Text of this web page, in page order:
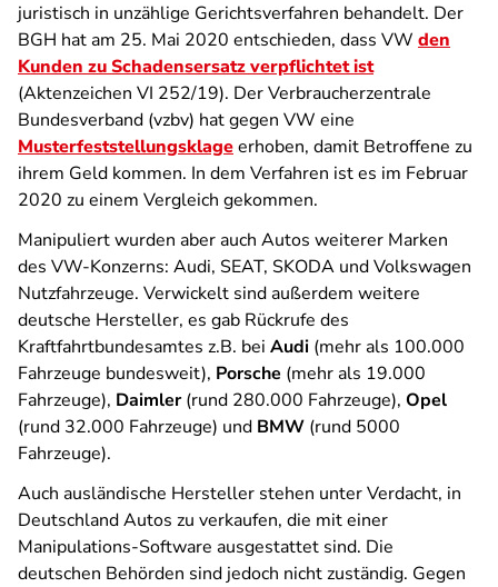
juristisch in unzählige Gerichtsverfahren behandelt. Der
BGH hat am 25. Mai 2020 entschieden, dass VW den
Kunden zu Schadensersatz verpflichtet ist
(Aktenzeichen VI 252/19). Der Verbraucherzentrale
Bundesverband (vzbv) hat gegen VW eine
Musterfeststellungsklageerhoben, damit Betroffene zu
ihrem Geld kommen. In dem Verfahren ist es im Februar
2020 zu einem Vergleich gekommen.
Manipuliert wurden aber auch Autos weiterer Marken
des VW-Konzerns: Audi, SEAT, SKODA und Volkswagen
Nutzfahrzeuge. Verwickelt sind außerdem weitere
deutsche Hersteller, es gab Rückrufe des
Kraftfahrtbundesamtes z.B. bei Audi (mehr als 100.000
Fahrzeuge bundesweit), Porsche (mehr als 19.000
Fahrzeuge), Daimler(rund 280.000 Fahrzeuge), Opel
(rund 32.000 Fahrzeuge) und BMW (rund 5000
Fahrzeuge).
Auch ausländische Hersteller stehen unter Verdacht, in
Deutschland Autos zu verkaufen, die mit einer
Manipulations-Software ausgestattet sind. Die
deutschen Behörden sind jedoch nicht zuständig. Gegen